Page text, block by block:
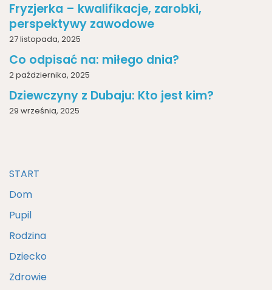
Fryzjerka – kwalifikacje, zarobki,
perspektywy zawodowe
27 listopada, 2025
Co odpisać na: miłego dnia?
2 października, 2025
Dziewczyny z Dubaju: Kto jest kim?
29 września, 2025
START
Dom
Pupil
Rodzina
Dziecko
Zdrowie